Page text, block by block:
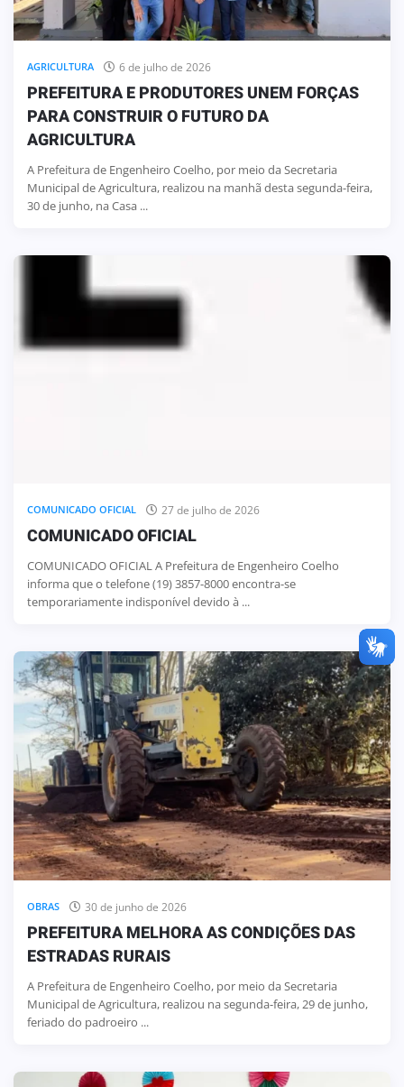
AGRICULTURA 6 de julho de 2026
PREFEITURA E PRODUTORES UNEM FORÇAS
PARA CONSTRUIR O FUTURO DA
AGRICULTURA
A Prefeitura de Engenheiro Coelho, por meio da Secretaria
Municipal de Agricultura, realizou na manhã desta segunda-feira,
30 de junho, na Casa ...
COMUNICADO OFICIAL 27 de julho de 2026
COMUNICADO OFICIAL
COMUNICADO OFICIAL A Prefeitura de Engenheiro Coelho
informa que o telefone (19) 3857-8000 encontra-se
temporariamente indisponível devido à ...
OBRAS 30 de junho de 2026
PREFEITURA MELHORA AS CONDIÇÕES DAS
ESTRADAS RURAIS
A Prefeitura de Engenheiro Coelho, por meio da Secretaria
Municipal de Agricultura, realizou na segunda-feira, 29 de junho,
feriado do padroeiro ...